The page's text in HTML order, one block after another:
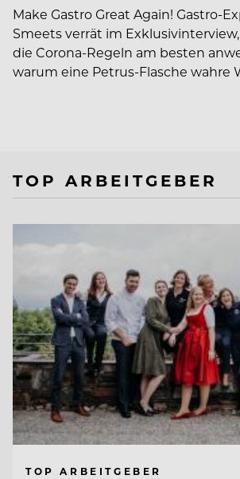
Make Gastro Great Again! Gastro-
Smeets verrät im
die Corona-Regeln am besten
warum eine Petrus-Flasche wahre
TOP ARBEITGEBER
TOP ARBEITGEBER